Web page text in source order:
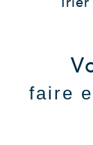
faire